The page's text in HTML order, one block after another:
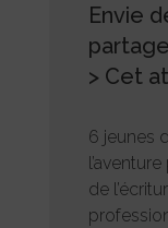
Envie
> Cet
6 jeunes
de